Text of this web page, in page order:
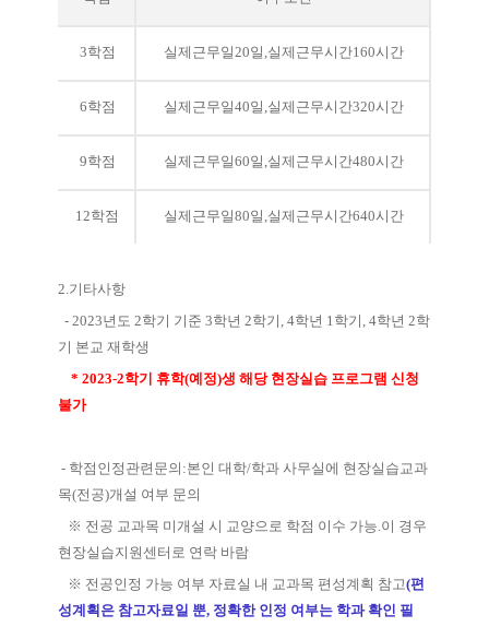
3학점 실제근무일20일 ,실제근무시간160시간
6학점 실제근무일40일 ,실제근무시간320시간
9학점 실제근무일60일 ,실제근무시간480시간
12학점 실제근무일80일 ,실제근무시간640시간
2.기타사항
- 2023년도 2학기 기준 3학년 2학기, 4학년 1학기, 4학년 2학
기 본교 재학생
* 2023-2학기 휴학(예정)생 해당 현장실습 프로그램 신청
불가
- 학점인정관련문의 :본인 대학/학과 사무실에 현장실습교과
목(전공)개설 여부 문의
※ 전공 교과목 미개설 시 교양으로 학점 이수 가능.이 경우
현장실습지원센터로 연락 바람
※ 전공인정 가능 여부 자료실 내 교과목 편성계획 참고(편
성계획은 참고자료일 뿐, 정확한 인정 여부는 학과 확인 필